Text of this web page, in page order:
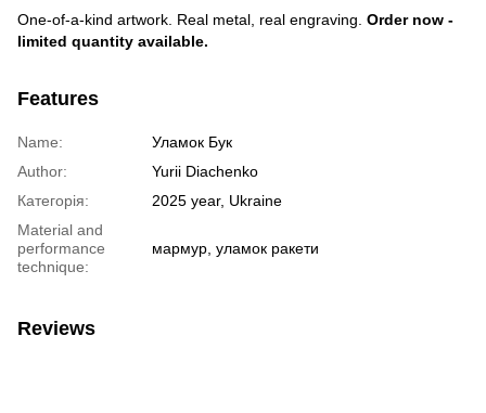
One-of-a-kind artwork. Real metal, real engraving. Order now -
limited quantity available.
Features
Name:
Уламок Бук
Author:
Yurii Diachenko
Категорія:
2025 year, Ukraine
Material and
performance
technique:
мармур, уламок ракети
Reviews